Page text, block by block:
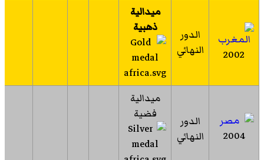
2002
الدور
النهائي
ميدالية
ذهبية
2004
الدور
النهائي
ميدالية
فضية